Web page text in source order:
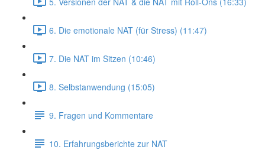
6. Die emotionale NAT (für Stress) (11:47)
7. Die NAT im Sitzen (10:46)
8. Selbstanwendung (15:05)
9. Fragen und Kommentare
10. Erfahrungsberichte zur NAT